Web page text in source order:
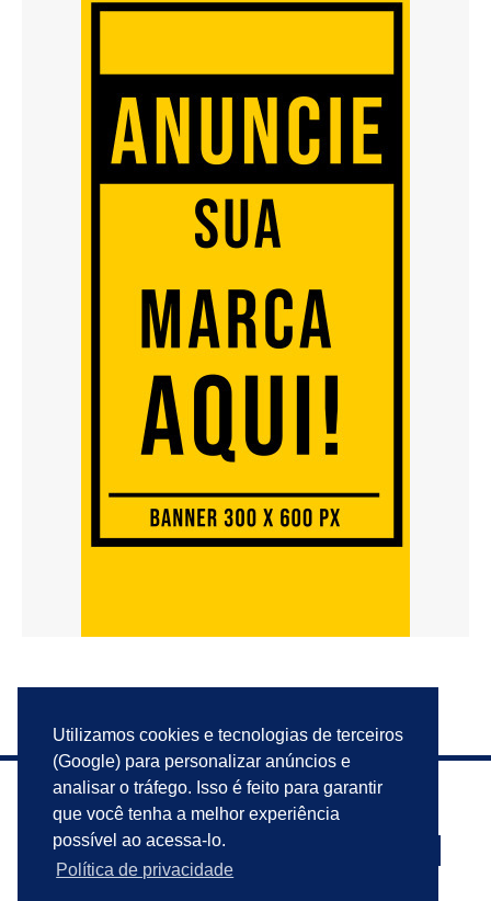
Utilizamos cookies e tecnologias de terceiros
(Google) para personalizar anúncios e
analisar o tráfego. Isso é feito para garantir
que você tenha a melhor experiência
possível ao acessa-lo.
Política de privacidade